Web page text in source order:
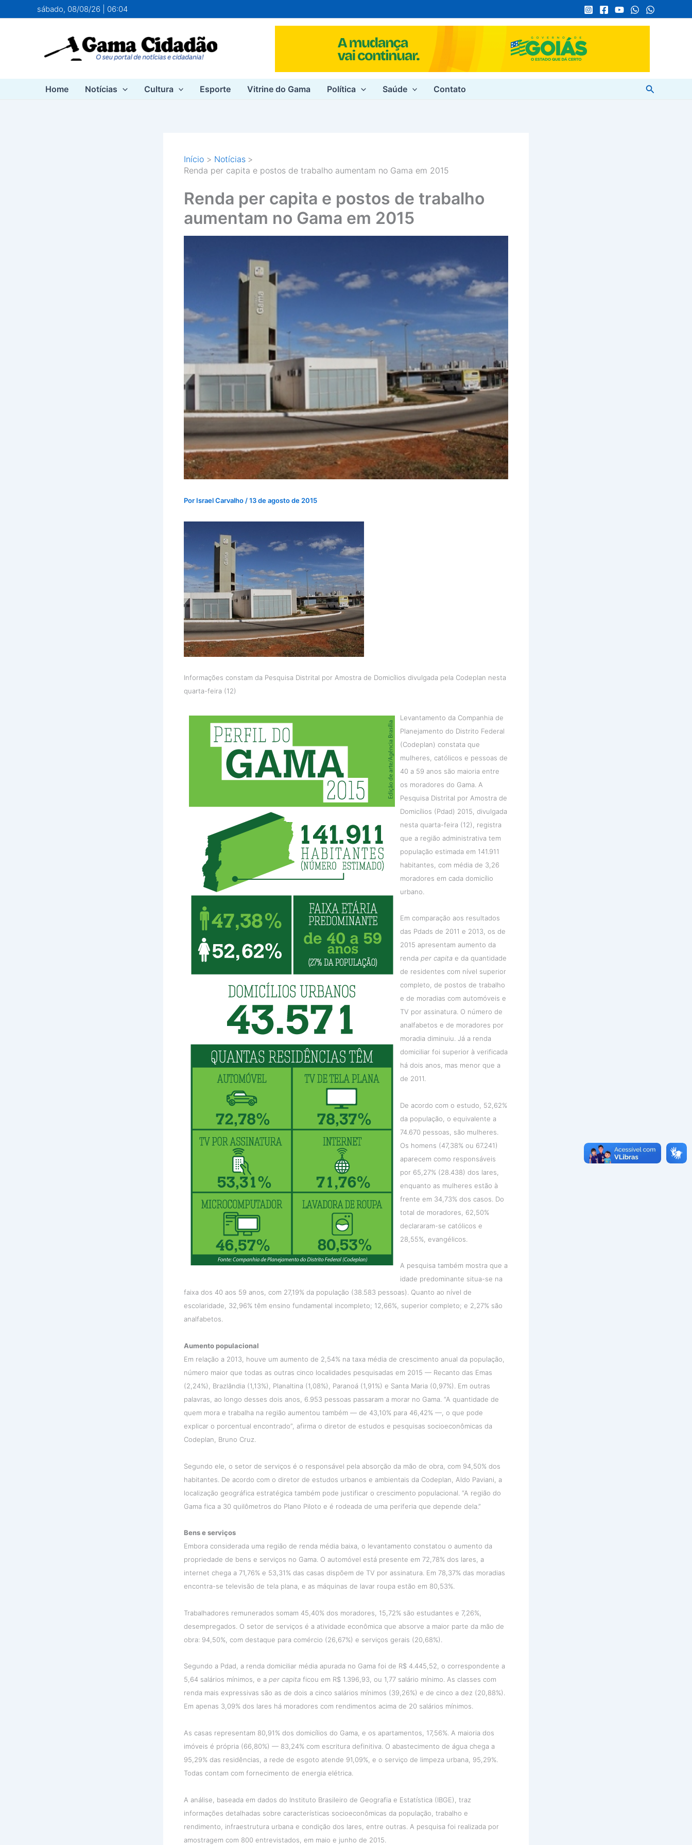
para
sábado, 08/08/26 | 06:04
Home Notícias Cultura Esporte Vitrine do Gama Política Saúde Contato Pesquisar
Início
Notícias
Renda per capita e postos de trabalho aumentam no Gama em 2015
Renda per capita e postos de trabalho
aumentam no Gama em 2015
Por Israel Carvalho/13 de agosto de 2015
Informações constam da Pesquisa Distrital por Amostra de Domicílios divulgada pela Codeplan nesta
quarta-feira (12)
Levantamento da Companhia de
Planejamento do Distrito Federal
(Codeplan) constata que
mulheres, católicos e pessoas de
40 a 59 anos são maioria entre
os moradores do Gama. A
Pesquisa Distrital por Amostra de
Domicílios (Pdad) 2015, divulgada
nesta quarta-feira (12), registra
que a região administrativa tem
população estimada em 141.911
habitantes, com média de 3,26
moradores em cada domicílio
urbano.
Em comparação aos resultados
das Pdads de 2011 e 2013, os de
2015 apresentam aumento da
renda per capita e da quantidade
de residentes com nível superior
completo, de postos de trabalho
e de moradias com automóveis e
TV por assinatura. O número de
analfabetos e de moradores por
moradia diminuiu. Já a renda
domiciliar foi superior à verificada
há dois anos, mas menor que a
de 2011.
De acordo com o estudo, 52,62%
da população, o equivalente a
74.670 pessoas, são mulheres.
Os homens (47,38% ou 67.241)
aparecem como responsáveis
por 65,27% (28.438) dos lares,
enquanto as mulheres estão à
frente em 34,73% dos casos. Do
total de moradores, 62,50%
declararam-se católicos e
28,55%, evangélicos.
A pesquisa também mostra que a
idade predominante situa-se na
faixa dos 40 aos 59 anos, com 27,19% da população (38.583 pessoas). Quanto ao nível de
escolaridade, 32,96% têm ensino fundamental incompleto; 12,66%, superior completo; e 2,27% são
analfabetos.
Aumento populacional
Em relação a 2013, houve um aumento de 2,54% na taxa média de crescimento anual da população,
número maior que todas as outras cinco localidades pesquisadas em 2015 — Recanto das Emas
(2,24%), Brazlândia (1,13%), Planaltina (1,08%), Paranoá (1,91%) e Santa Maria (0,97%). Em outras
palavras, ao longo desses dois anos, 6.953 pessoas passaram a morar no Gama. “A quantidade de
quem mora e trabalha na região aumentou também — de 43,10% para 46,42% —, o que pode
explicar o porcentual encontrado”, afirma o diretor de estudos e pesquisas socioeconômicas da
Codeplan, Bruno Cruz.
Segundo ele, o setor de serviços é o responsável pela absorção da mão de obra, com 94,50% dos
habitantes. De acordo com o diretor de estudos urbanos e ambientais da Codeplan, Aldo Paviani, a
localização geográfica estratégica também pode justificar o crescimento populacional. “A região do
Gama fica a 30 quilômetros do Plano Piloto e é rodeada de uma periferia que depende dela.”
Bens e serviços
Embora considerada uma região de renda média baixa, o levantamento constatou o aumento da
propriedade de bens e serviços no Gama. O automóvel está presente em 72,78% dos lares, a
internet chega a 71,76% e 53,31% das casas dispõem de TV por assinatura. Em 78,37% das moradias
encontra-se televisão de tela plana, e as máquinas de lavar roupa estão em 80,53%.
Trabalhadores remunerados somam 45,40% dos moradores, 15,72% são estudantes e 7,26%,
desempregados. O setor de serviços é a atividade econômica que absorve a maior parte da mão de
obra: 94,50%, com destaque para comércio (26,67%) e serviços gerais (20,68%).
Segundo a Pdad, a renda domiciliar média apurada no Gama foi de R$ 4.445,52, o correspondente a
5,64 salários mínimos, e a per capita ficou em R$ 1.396,93, ou 1,77 salário mínimo. As classes com
renda mais expressivas são as de dois a cinco salários mínimos (39,26%) e de cinco a dez (20,88%).
Em apenas 3,09% dos lares há moradores com rendimentos acima de 20 salários mínimos.
As casas representam 80,91% dos domicílios do Gama, e os apartamentos, 17,56%. A maioria dos
imóveis é própria (66,80%) — 83,24% com escritura definitiva. O abastecimento de água chega a
95,29% das residências, a rede de esgoto atende 91,09%, e o serviço de limpeza urbana, 95,29%.
Todas contam com fornecimento de energia elétrica.
A análise, baseada em dados do Instituto Brasileiro de Geografia e Estatística (IBGE), traz
informações detalhadas sobre características socioeconômicas da população, trabalho e
rendimento, infraestrutura urbana e condição dos lares, entre outras. A pesquisa foi realizada por
amostragem com 800 entrevistados, em maio e junho de 2015.